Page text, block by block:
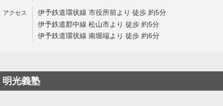
伊予鉄道環状線 市役所前より 徒歩 約5分
伊予鉄道郡中線 松山市より 徒歩 約5分
伊予鉄道環状線 南堀端より 徒歩 約6分
明光義塾